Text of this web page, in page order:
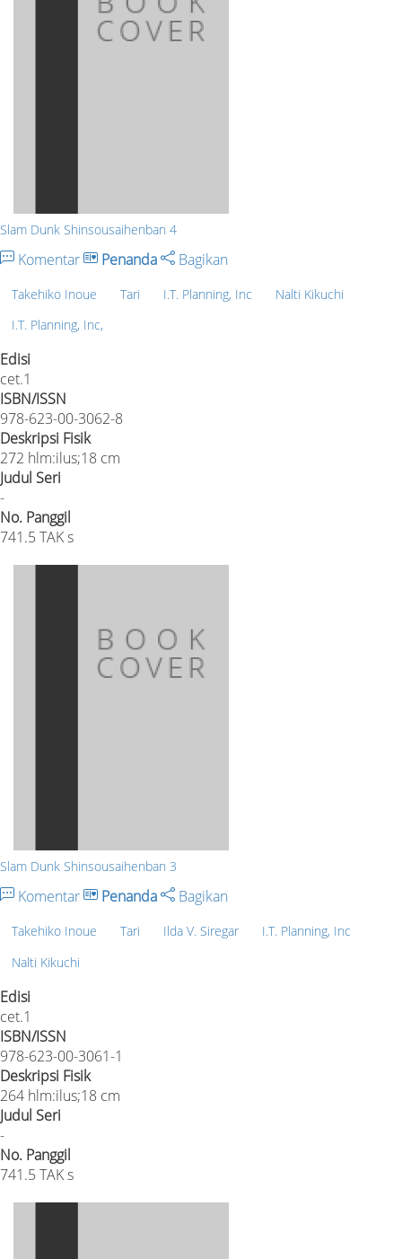
Slam Dunk Shinsousaihenban 4
Komentar Penanda Bagikan
Takehiko Inoue Tari I.T. Planning, Inc
Nalti Kikuchi
I.T. Planning, Inc,
Edisi
cet.1
ISBN/ISSN
978-623-00-3062-8
Deskripsi Fisik
272 hlm:ilus;18 cm
Judul Seri
-
No. Panggil
741.5 TAK s
Slam Dunk Shinsousaihenban 3
Komentar Penanda Bagikan
Takehiko Inoue Tari Ilda V. Siregar
I.T. Planning, Inc
Nalti Kikuchi
Edisi
cet.1
ISBN/ISSN
978-623-00-3061-1
Deskripsi Fisik
264 hlm:ilus;18 cm
Judul Seri
-
No. Panggil
741.5 TAK s